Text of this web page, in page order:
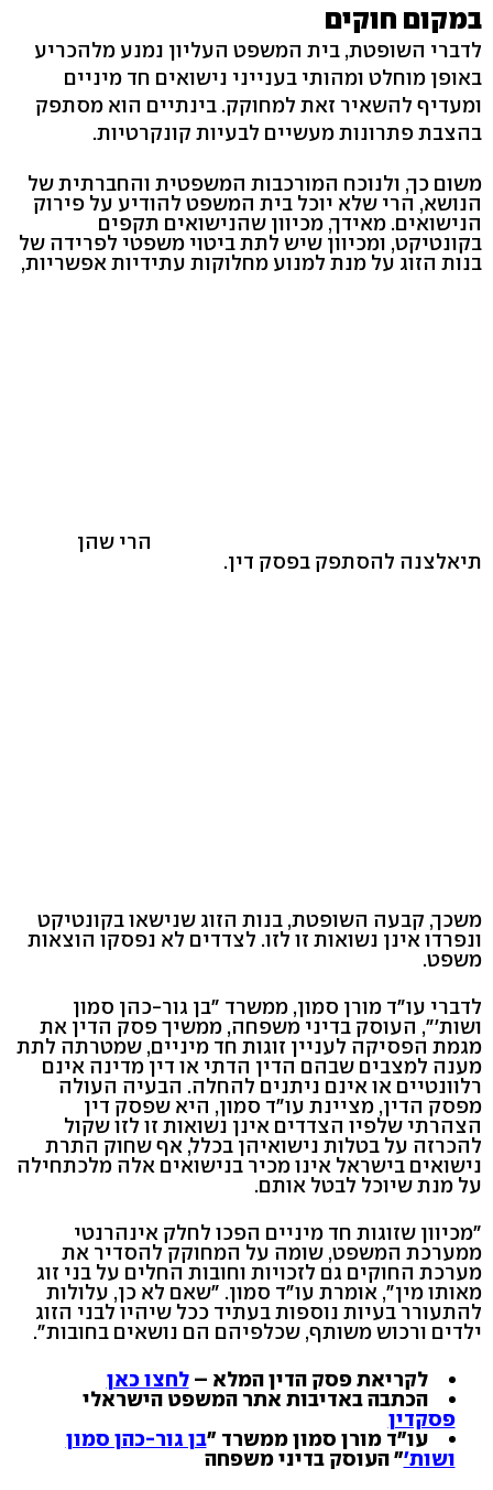
במקום חוקים
לדברי השופטת, בית המשפט העליון נמנע מלהכריע
באופן מוחלט ומהותי בענייני נישואים חד מיניים
ומעדיף להשאיר זאת למחוקק. בינתיים הוא מסתפק
בהצבת פתרונות מעשיים לבעיות קונקרטיות.
משום כך, ולנוכח המורכבות המשפטית והחברתית של
הנושא, הרי שלא יוכל בית המשפט להודיע על פירוק
הנישואים. מאידך, מכיוון שהנישואים תקפים
בקונטיקט, ומכיוון שיש לתת ביטוי משפטי לפרידה של
בנות הזוג על מנת למנוע מחלוקות עתידיות אפשריות,
הרי שהן
תיאלצנה להסתפק בפסק דין.
משכך, קבעה השופטת, בנות הזוג שנישאו בקונטיקט
ונפרדו אינן נשואות זו לזו. לצדדים לא נפסקו הוצאות
משפט.
לדברי עו"ד מורן סמון, ממשרד "בן גור-כהן סמון
ושות'", העוסק בדיני משפחה, ממשיך פסק הדין את
מגמת הפסיקה לעניין זוגות חד מיניים, שמטרתה לתת
מענה למצבים שבהם הדין הדתי או דין מדינה אינם
רלוונטיים או אינם ניתנים להחלה. הבעיה העולה
מפסק הדין, מציינת עו"ד סמון, היא שפסק דין
הצהרתי שלפיו הצדדים אינן נשואות זו לזו שקול
להכרזה על בטלות נישואיהן בכלל, אף שחוק התרת
נישואים בישראל אינו מכיר בנישואים אלה מלכתחילה
על מנת שיוכל לבטל אותם.
"מכיוון שזוגות חד מיניים הפכו לחלק אינהרנטי
ממערכת המשפט, שומה על המחוקק להסדיר את
מערכת החוקים גם לזכויות וחובות החלים על בני זוג
מאותו מין", אומרת עו"ד סמון. "שאם לא כן, עלולות
להתעורר בעיות נוספות בעתיד ככל שיהיו לבני הזוג
ילדים ורכוש משותף, שכלפיהם הם נושאים בחובות".
לקריאת פסק הדין המלא –לחצו כאן
הכתבה באדיבות אתר המשפט הישראלי
פסקדין
עו"ד מורן סמון ממשרד "בן גור-כהן סמון
ושות'" העוסק בדיני משפחה